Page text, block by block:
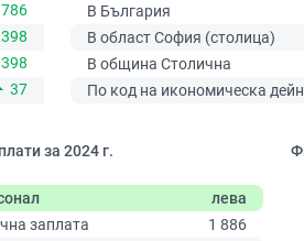
786
398
398
37
В България
В област София (столица)
В община Столична
По код на икономическа
за 2024 г.
лева
заплата
1 886